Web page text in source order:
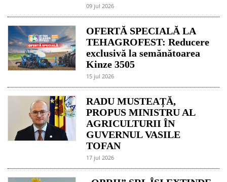
09 jul 2026
OFERTĂ SPECIALĂ LA
TEHAGROFEST: Reducere
exclusivă la semănătoarea
Kinze 3505
15 jul 2026
RADU MUSTEAȚĂ,
PROPUS MINISTRU AL
AGRICULTURII ÎN
GUVERNUL VASILE
TOFAN
17 jul 2026